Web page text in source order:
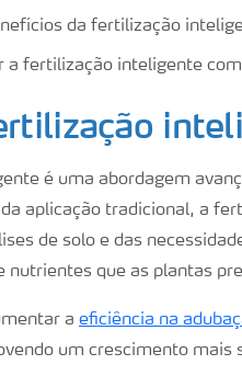
da fertilização
a fertilização inteligente
é uma abordagem
aplicação tradicional, a
de solo e das
nutrientes que as plantas
a eficiência na
um crescimento mais